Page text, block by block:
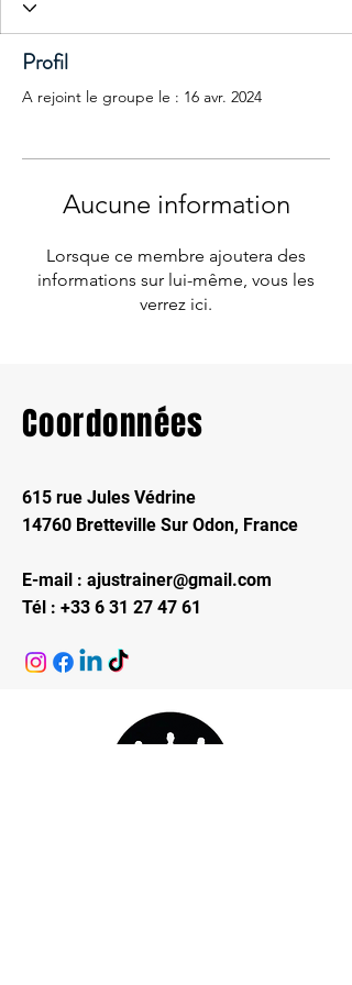
Profil
A rejoint le groupe le : 16 avr. 2024
Aucune information
Lorsque ce membre ajoutera des
informations sur lui-même, vous les
verrez ici.
Coordonnées
615 rue Jules Védrine
14760 Bretteville Sur Odon, France
E-mail : ajustrainer@gmail.com
Tél : +33 6 31 27 47 61